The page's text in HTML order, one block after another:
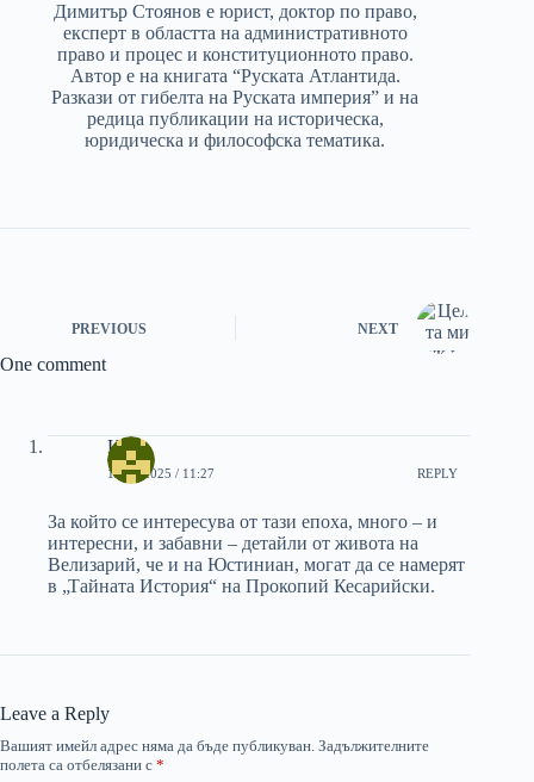
Димитър Стоянов е юрист, доктор по право,
експерт в областта на административното
право и процес и конституционното право.
Автор е на книгата “Руската Атлантида.
Разкази от гибелта на Руската империя” и на
редица публикации на историческа,
юридическа и философска тематика.
PREVIOUS NEXT
One comment
Илко
15/08/2025 / 11:27 REPLY
За който се интересува от тази епоха, много – и
интересни, и забавни – детайли от живота на
Велизарий, че и на Юстиниан, могат да се намерят
в „Тайната История“ на Прокопий Кесарийски.
Leave a Reply
Вашият имейл адрес няма да бъде публикуван. Задължителните
полета са отбелязани с *